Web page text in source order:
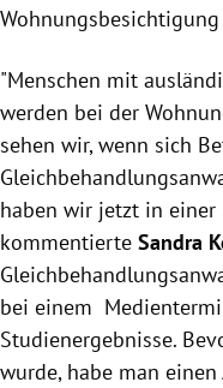
"Menschen mit
werden bei der
sehen wir, wenn sich
haben wir jetzt in einer
kommentierte Sandra
bei einem
Studienergebnisse.
wurde, habe man